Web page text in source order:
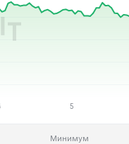
Минимум